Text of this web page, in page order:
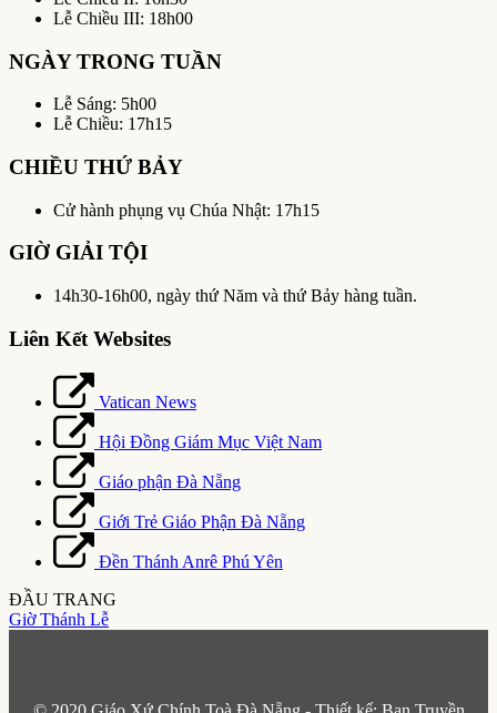
Lễ Chiều III: 18h00
NGÀY TRONG TUẦN
Lễ Sáng: 5h00
Lễ Chiều: 17h15
CHIỀU THỨ BẢY
Cử hành phụng vụ Chúa Nhật: 17h15
GIỜ GIẢI TỘI
14h30-16h00, ngày thứ Năm và thứ Bảy hàng tuần.
Liên Kết Websites
Vatican News
Hội Đồng Giám Mục Việt Nam
Giáo phận Đà Nẵng
Giới Trẻ Giáo Phận Đà Nẵng
Đền Thánh Anrê Phú Yên
ĐẦU TRANG
Giờ Thánh Lễ